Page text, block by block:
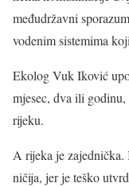
međudržavni
vodenim sistemima
Ekolog Vuk Iković
mjesec, dva ili
rijeku.
A rijeka je zajednička.
ničija, jer je teško